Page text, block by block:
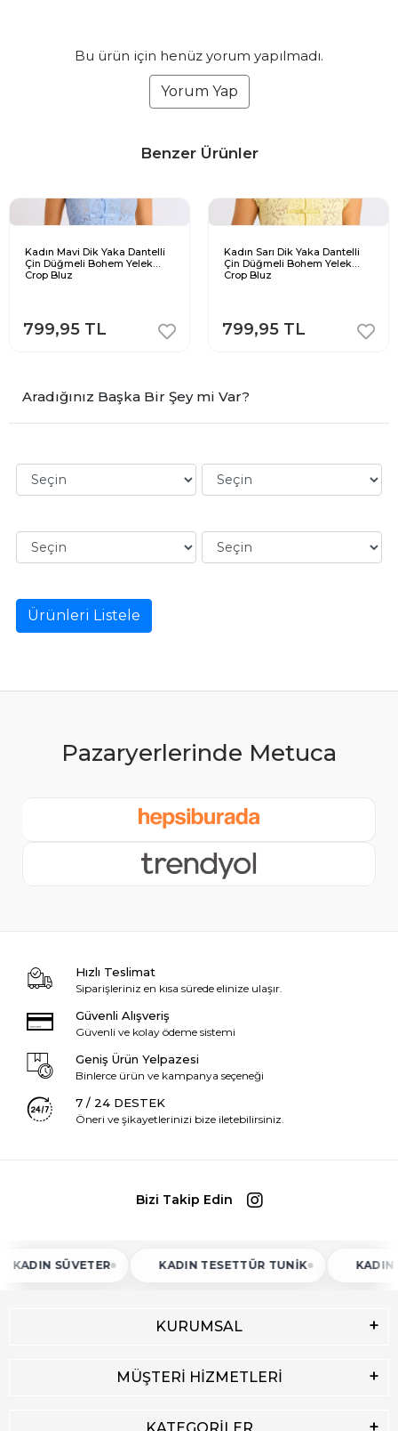
Bu ürün için henüz yorum yapılmadı.
Yorum Yap
Benzer Ürünler
Kadın Mavi Dik Yaka Dantelli
Çin Düğmeli Bohem Yelek
Crop Bluz
799,95 TL
Kadın Sarı Dik Yaka Dantelli
Çin Düğmeli Bohem Yelek
Crop Bluz
799,95 TL
Aradığınız Başka Bir Şey mi Var?
Ürünleri Listele
Hızlı Teslimat
Siparişleriniz en kısa sürede elinize ulaşır.
Güvenli Alışveriş
Güvenli ve kolay ödeme sistemi
Geniş Ürün Yelpazesi
Binlerce ürün ve kampanya seçeneği
7 / 24 DESTEK
Öneri ve şikayetlerinizi bize iletebilirsiniz.
Bizi Takip Edin
SÜVETER KADIN TESETTÜR TUNIK KADIN ATLET
KURUMSAL
MÜŞTERİ HİZMETLERİ
KATEGORİLER